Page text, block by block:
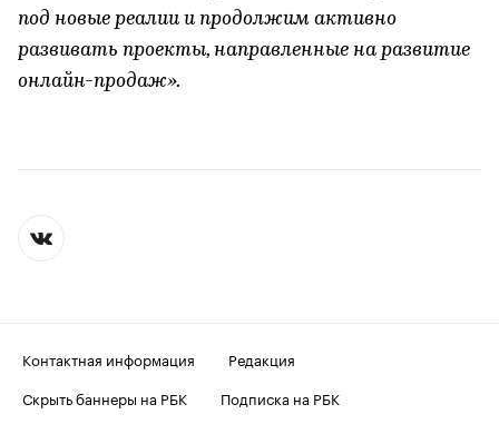
под новые реалии и продолжим активно
развивать проекты, направленные на развитие
онлайн-продаж».
Контактная информация
Редакция
Скрыть баннеры на РБК
Подписка на РБК